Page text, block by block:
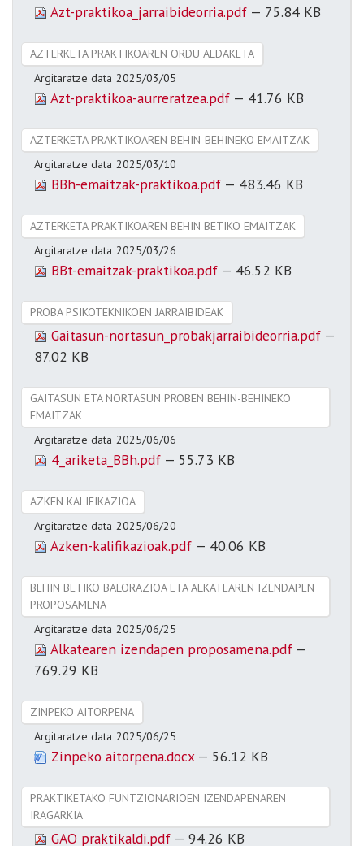
Azt-praktikoa_jarraibideorria.pdf — 75.84 KB
AZTERKETA PRAKTIKOAREN ORDU ALDAKETA
Argitaratze data 2025/03/05
Azt-praktikoa-aurreratzea.pdf — 41.76 KB
AZTERKETA PRAKTIKOAREN BEHIN-BEHINEKO EMAITZAK
Argitaratze data 2025/03/10
BBh-emaitzak-praktikoa.pdf — 483.46 KB
AZTERKETA PRAKTIKOAREN BEHIN BETIKO EMAITZAK
Argitaratze data 2025/03/26
BBt-emaitzak-praktikoa.pdf — 46.52 KB
PROBA PSIKOTEKNIKOEN JARRAIBIDEAK
Gaitasun-nortasun_probakjarraibideorria.pdf —
87.02 KB
GAITASUN ETA NORTASUN PROBEN BEHIN-BEHINEKO
EMAITZAK
Argitaratze data 2025/06/06
4_ariketa_BBh.pdf — 55.73 KB
AZKEN KALIFIKAZIOA
Argitaratze data 2025/06/20
Azken-kalifikazioak.pdf — 40.06 KB
BEHIN BETIKO BALORAZIOA ETA ALKATEAREN IZENDAPEN
PROPOSAMENA
Argitaratze data 2025/06/25
Alkatearen izendapen proposamena.pdf —
769.29 KB
ZINPEKO AITORPENA
Argitaratze data 2025/06/25
Zinpeko aitorpena.docx — 56.12 KB
PRAKTIKETAKO FUNTZIONARIOEN IZENDAPENAREN
IRAGARKIA
GAO praktikaldi.pdf — 94.26 KB